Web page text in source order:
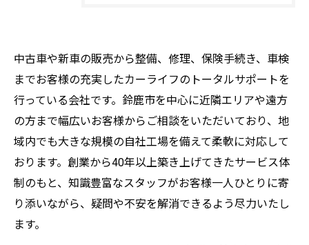
中古車や新車の販売から整備、修理、保険手続き、車検
までお客様の充実したカーライフのトータルサポートを
行っている会社です。鈴鹿市を中心に近隣エリアや遠方
の方まで幅広いお客様からご相談をいただいており、地
域内でも大きな規模の自社工場を備えて柔軟に対応して
おります。創業から40年以上築き上げてきたサービス体
制のもと、知識豊富なスタッフがお客様一人ひとりに寄
り添いながら、疑問や不安を解消できるよう尽力いたし
ます。